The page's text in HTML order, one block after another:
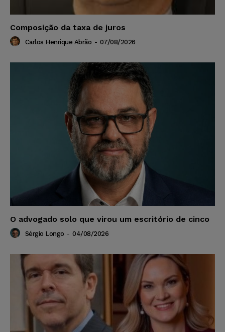
Composição da taxa de juros
Carlos Henrique Abrão - 07/08/2026
O advogado solo que virou um escritório de cinco
Sérgio Longo - 04/08/2026